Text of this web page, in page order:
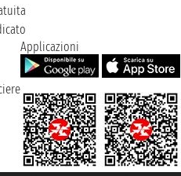
Applicazioni